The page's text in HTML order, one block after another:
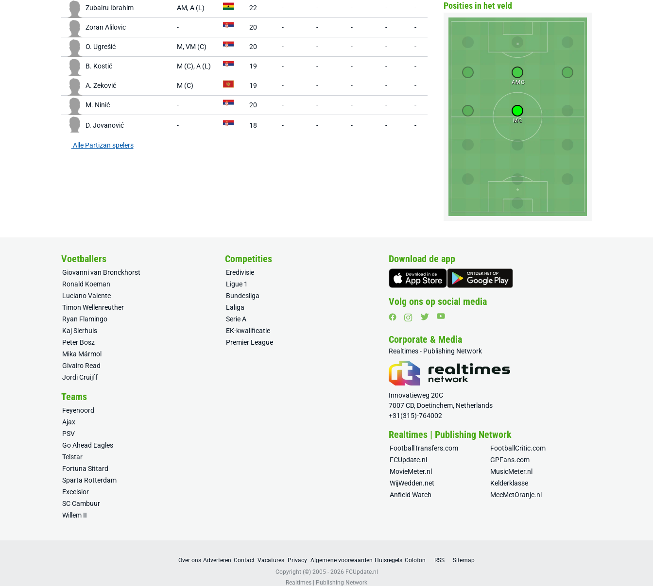
Zubairu Ibrahim AM, A (L) 22 - - - - -
Zoran Alilovic - 20 - - - - -
O. Ugrešić M, VM (C) 20 - - - - -
B. Kostić M (C), A (L) 19 - - - - -
A. Zeković M (C) 19 - - - - -
M. Ninić - 20 - - - - -
D. Jovanović - 18 - - - - -
Alle Partizan spelers
Posities in het veld
AMC
MC
Voetballers
Giovanni van Bronckhorst
Ronald Koeman
Luciano Valente
Timon Wellenreuther
Ryan Flamingo
Kaj Sierhuis
Peter Bosz
Mika Mármol
Givairo Read
Jordi Cruijff
Competities
Eredivisie
Ligue 1
Bundesliga
Laliga
Serie A
EK-kwalificatie
Premier League
Teams
Feyenoord
Ajax
PSV
Go Ahead Eagles
Telstar
Fortuna Sittard
Sparta Rotterdam
Excelsior
SC Cambuur
Willem II
Download de app
Volg ons op social media
Corporate & Media
Realtimes - Publishing Network
Innovatieweg 20C
7007 CD, Doetinchem, Netherlands
+31(315)-764002
Realtimes | Publishing Network
FootballTransfers.com
FootballCritic.com
FCUpdate.nl
GPFans.com
MovieMeter.nl
MusicMeter.nl
WijWedden.net
Kelderklasse
Anfield Watch
MeeMetOranje.nl
Over ons Adverteren Contact Vacatures Privacy Algemene voorwaarden Huisregels Colofon RSS
Sitemap
Copyright (©) 2005 - 2026 FCUpdate.nl
Realtimes | Publishing Network